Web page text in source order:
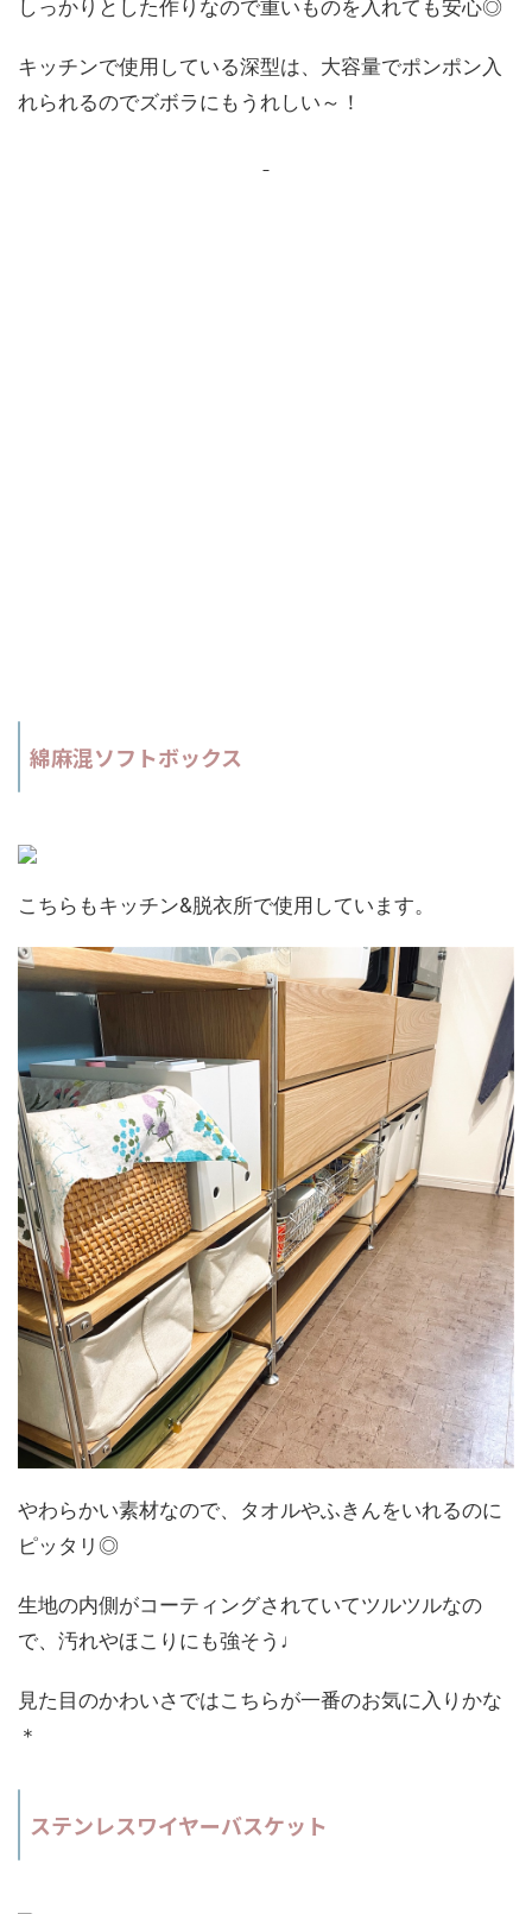
しっかりとした作りなので重いものを入れても安心◎
キッチンで使用している深型は、大容量でポンポン入
れられるのでズボラにもうれしい～！
綿麻混ソフトボックス
こちらもキッチン&脱衣所で使用しています。
やわらかい素材なので、タオルやふきんをいれるのに
ピッタリ◎
生地の内側がコーティングされていてツルツルなの
で、汚れやほこりにも強そう♩
見た目のかわいさではこちらが一番のお気に入りかな
＊
ステンレスワイヤーバスケット